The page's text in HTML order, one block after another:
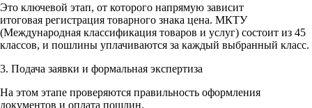
Это ключевой этап, от которого напрямую зависит
итоговая регистрация товарного знака цена. МКТУ
(Международная классификация товаров и услуг) состоит из 45
классов, и пошлины уплачиваются за каждый выбранный класс.
3. Подача заявки и формальная экспертиза
На этом этапе проверяются правильность оформления
документов и оплата пошлин.